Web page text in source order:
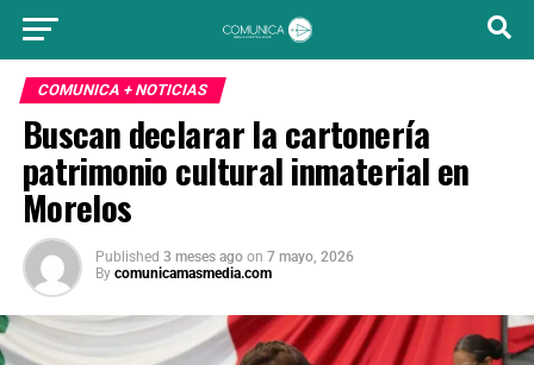
COMUNICA + NOTICIAS
Buscan declarar la cartonería
patrimonio cultural inmaterial en
Morelos
Published 3 meses ago on 7 mayo, 2026
By comunicamasmedia.com